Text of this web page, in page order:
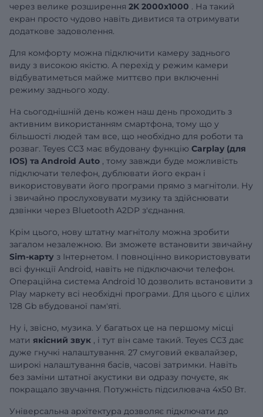
через велике розширення 2K 2000x1000 . На такий
екран просто чудово навіть дивитися та отримувати
додаткове задоволення.
Для комфорту можна підключити камеру заднього
виду з високою якістю. А перехід у режим камери
відбуватиметься майже миттєво при включенні
режиму заднього ходу.
На сьогоднішній день кожен наш день проходить з
активним використанням смартфона, тому що у
більшості людей там все, що необхідно для роботи та
розваг. Teyes CC3 має вбудовану функцію Carplay (для
IOS) та Android Auto , тому завжди буде можливість
підключати телефон, дублювати його екран і
використовувати його програми прямо з магнітоли. Ну
і звичайно прослуховувати музику та здійснювати
дзвінки через Bluetooth A2DP з'єднання.
Крім цього, нову штатну магнітолу можна зробити
загалом незалежною. Ви зможете встановити звичайну
Sim-карту з Інтернетом. І повноцінно використовувати
всі функції Android, навіть не підключаючи телефон.
Операційна система Android 10 дозволить встановити з
Play маркету всі необхідні програми. Для цього є цілих
128 Gb вбудованої пам'яті.
Ну і, звісно, музика. У багатьох це на першому місці
мати якісний звук , і тут він саме такий. Teyes CC3 дає
дуже гнучкі налаштування. 27 смуговий еквалайзер,
широкі налаштування басів, часові затримки. Навіть
без заміни штатної акустики ви одразу почуєте, як
покращало звучання. Потужність підсилювача 4х50 Вт.
Універсальна архітектура дозволяє підключати до